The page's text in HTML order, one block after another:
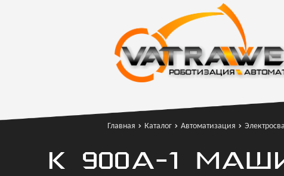
Главная Каталог Автоматизация
К 900А-1